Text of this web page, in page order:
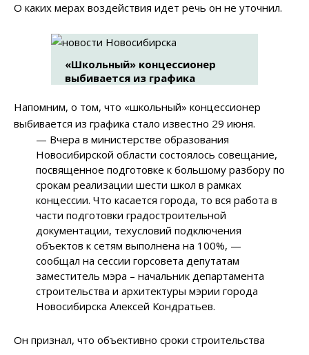
О каких мерах воздействия идет речь он не уточнил.
«Школьный» концессионер
выбивается из графика
Напомним, о том, что «школьный» концессионер
выбивается из графика стало известно 29 июня.
— Вчера в министерстве образования
Новосибирской области состоялось совещание,
посвященное подготовке к большому разбору по
срокам реализации шести школ в рамках
концессии. Что касается города, то вся работа в
части подготовки градостроительной
документации, техусловий подключения
объектов к сетям выполнена на 100%, —
сообщал на сессии горсовета депутатам
заместитель мэра – начальник департамента
строительства и архитектуры мэрии города
Новосибирска Алексей Кондратьев.
Он признал, что объективно сроки строительства